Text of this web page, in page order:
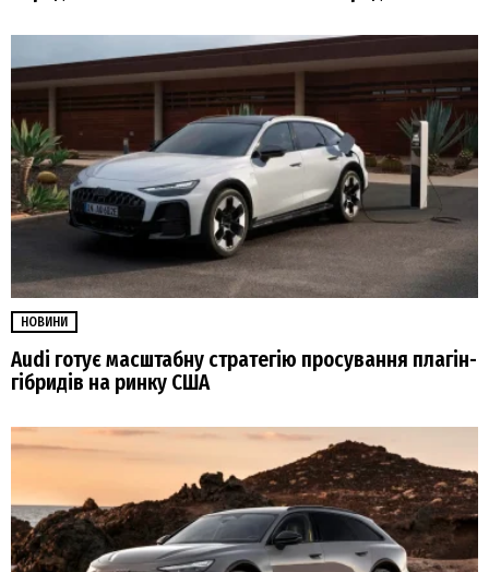
НОВИНИ
Audi готує масштабну стратегію просування плагін-
гібридів на ринку США